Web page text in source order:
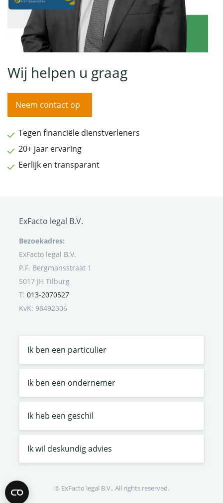
Wij helpen u graag
Neem contact op
Tegen financiële dienstverleners
20+ jaar ervaring
Eerlijk en transparant
ExFacto legal B.V.
Bezoekadres:
ExFacto legal B.V.
P.F. Bergmansstraat 1
5017 JH Tilburg
T: 013-2070527
KvK: 98492306
Ik ben een particulier
Ik ben een ondernemer
Ik heb een geschil
Ik wil deskundig advies
© ExFacto legal B.V.. All rights reserved.